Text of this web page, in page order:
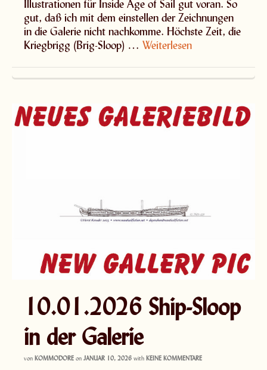
Illustrationen für Inside Age of Sail gut voran. So
gut, daß ich mit dem einstellen der Zeichnungen
in die Galerie nicht nachkomme. Höchste Zeit, die
Kriegbrigg (Brig-Sloop) … Weiterlesen
10.01.2026 Ship-Sloop
in der Galerie
von KOMMODORE on JANUAR 10, 2026 with KEINE KOMMENTARE